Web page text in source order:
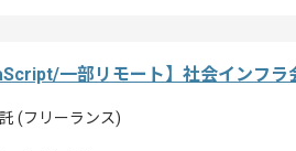
一部リモート】社会インフ
(フリーランス)